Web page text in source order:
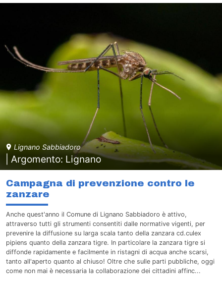
Lignano Sabbiadoro
| Argomento: Lignano
Campagna di prevenzione contro le
zanzare
Anche quest'anno il Comune di Lignano Sabbiadoro è attivo,
attraverso tutti gli strumenti consentiti dalle normative vigenti, per
prevenire la diffusione su larga scala tanto della zanzara cd.culex
pipiens quanto della zanzara tigre. In particolare la zanzara tigre si
diffonde rapidamente e facilmente in ristagni di acqua anche scarsi,
tanto all'aperto quanto al chiuso! Oltre che sulle parti pubbliche, oggi
come non mai è necessaria la collaborazione dei cittadini affinc...